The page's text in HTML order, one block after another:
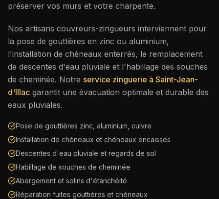
préserver vos murs et votre charpente.
Nos artisans couvreurs-zingueurs interviennent pour
la pose de gouttières en zinc ou aluminium,
l'installation de chéneaux enterrés, le remplacement
de descentes d'eau pluviale et l'habillage des souches
de cheminée. Notre service zinguerie à Saint-Jean-
d'Illac garantit une évacuation optimale et durable des
eaux pluviales.
Pose de gouttières zinc, aluminium, cuivre
Installation de chéneaux et chéneaux encaissés
Descentes d'eau pluviale et regards de sol
Habillage de souches de cheminée
Abergement et solins d'étanchéité
Réparation fuites gouttières et chéneaux